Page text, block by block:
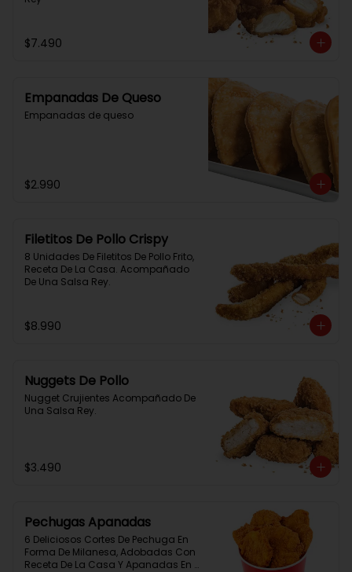
$7.490
Empanadas De Queso
Empanadas de queso
$2.990
Filetitos De Pollo Crispy
8 Unidades De Filetitos De Pollo Frito,
Receta De La Casa. Acompañado
De Una Salsa Rey.
$8.990
Nuggets De Pollo
Nugget Crujientes Acompañado De
Una Salsa Rey.
$3.490
Pechugas Apanadas
6 Deliciosos Cortes De Pechuga En
Forma De Milanesa, Adobadas Con
Receta De La Casa Y Apanadas En